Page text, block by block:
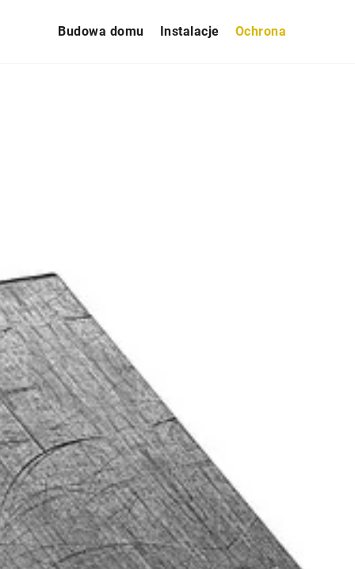
Budowa domu Instalacje Ochrona